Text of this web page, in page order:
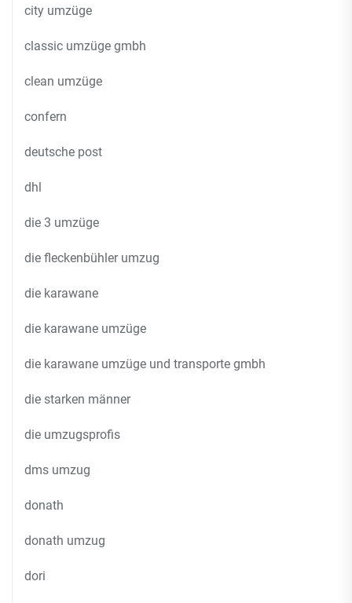
city umzüge
classic umzüge gmbh
clean umzüge
confern
deutsche post
dhl
die 3 umzüge
die fleckenbühler umzug
die karawane
die karawane umzüge
die karawane umzüge und transporte gmbh
die starken männer
die umzugsprofis
dms umzug
donath
donath umzug
dori